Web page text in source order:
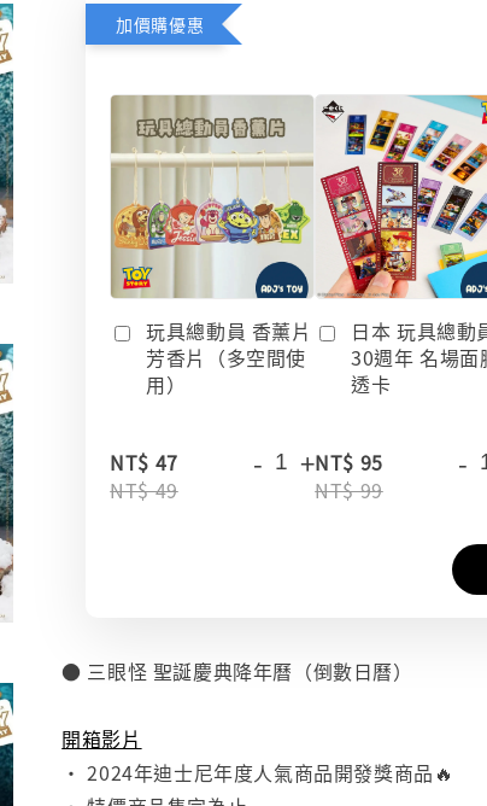
加價購優惠
玩具總動員 香薰片
芳香片（多空間使
用）
NT$ 47
NT$ 49
- +
日本 玩具總動
30週年 名場面
透卡
NT$ 95
NT$ 99
-
● 三眼怪 聖誕慶典降年曆（倒數日曆）
開箱影片
• 2024年迪士尼年度人氣商品開發獎商品🔥